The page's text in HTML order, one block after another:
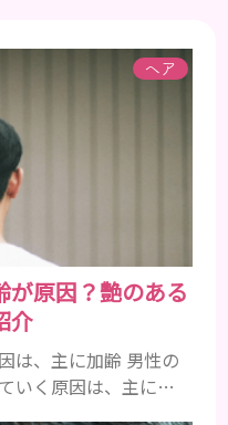
ヘア
が原因？艶のある
介
は、主に加齢 男性の
いく原因は、主に加